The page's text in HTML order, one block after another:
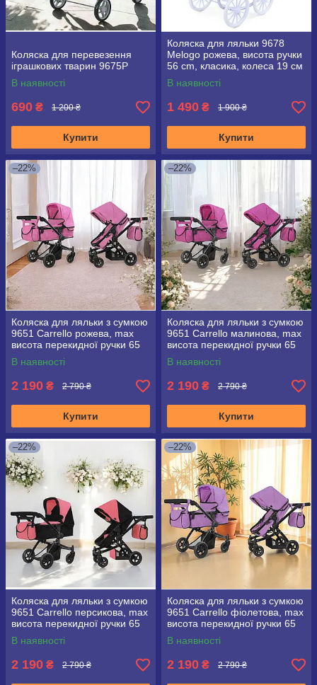
Коляска для перевезення
іграшкових тварин 9675P
В наявності
690 ₴ 1 200 ₴
Купити
Коляска для ляльки 9678
Melogo рожева, висота ручки
56 cm, класика, колеса 19 см
В наявності
1 490 ₴ 1 900 ₴
Купити
–22%
Коляска для ляльки з сумкою
9651 Carrello рожева, max
висота перекидної ручки 65
см
В наявності
2 190 ₴ 2 790 ₴
Купити
–22%
Коляска для ляльки з сумкою
9651 Carrello малинова, max
висота перекидної ручки 65
см
В наявності
2 190 ₴ 2 790 ₴
Купити
–22%
Коляска для ляльки з сумкою
9651 Carrello персикова, max
висота перекидної ручки 65
см
В наявності
2 190 ₴ 2 790 ₴
–22%
Коляска для ляльки з сумкою
9651 Carrello фіолетова, max
висота перекидної ручки 65
см
В наявності
2 190 ₴ 2 790 ₴